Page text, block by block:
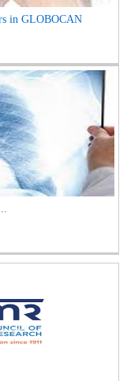
in GLOBOCAN